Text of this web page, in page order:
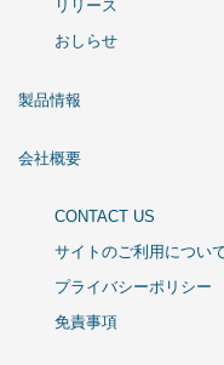
リリース
おしらせ
製品情報
会社概要
CONTACT US
サイトのご利用につい
プライバシーポリシー
免責事項